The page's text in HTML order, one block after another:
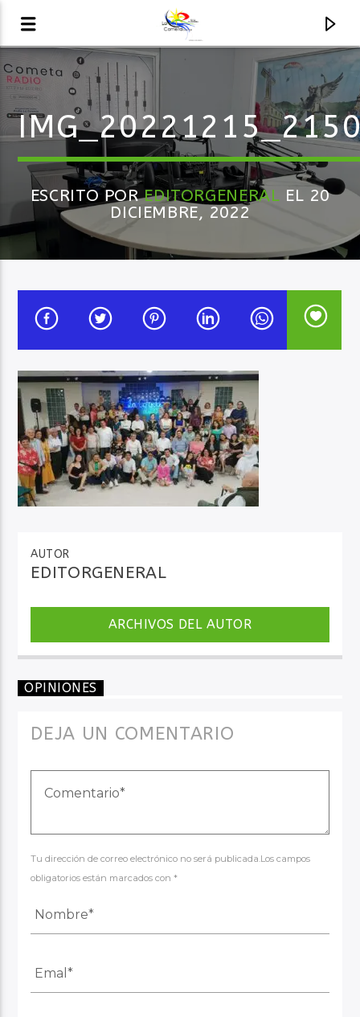
AUDIO EN VIVO
LA COMETA, SEÑALES A CIELO ABIERTO
Audio en Vivo
ESCRITO POREDITORGENERAL EL 20
DICIEMBRE, 2022
AUTOR
EDITORGENERAL
ARCHIVOS DEL AUTOR
OPINIONES
DEJA UN COMENTARIO
Tu dirección de correo electrónico no será publicada.Los campos
obligatorios están marcados con *